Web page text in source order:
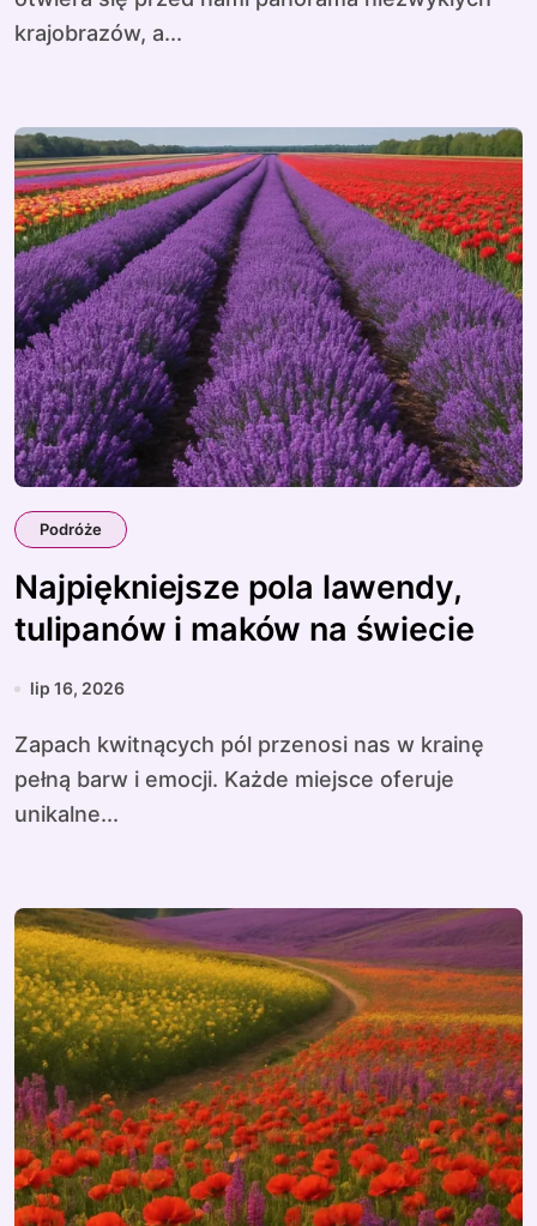
krajobrazów, a...
Podróże
Najpiękniejsze pola lawendy,
tulipanów i maków na świecie
lip 16, 2026
Zapach kwitnących pól przenosi nas w krainę
pełną barw i emocji. Każde miejsce oferuje
unikalne...